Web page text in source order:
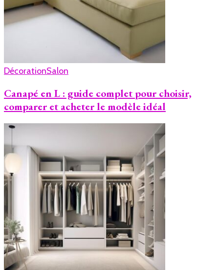
DécorationSalon
Canapé en L : guide complet pour choisir,
comparer et acheter le modèle idéal